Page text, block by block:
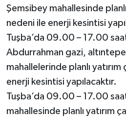
Şemsibey mahallesinde planlı
nedeni ile enerji kesintisi
Tuşba’da 09.00 – 17.00
Abdurrahman gazi,
mahallelerinde planlı yatırım
enerji kesintisi yapılacaktır.
Tuşba’da 09.00 – 17.00
mahallesinde planlı yatırım